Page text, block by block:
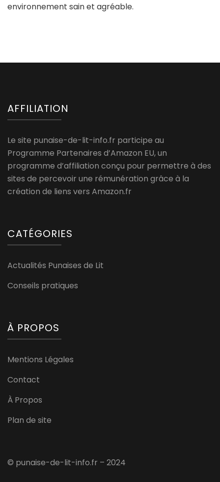
environnement sain et agréable.
AFFILIATION
Le site punaise-de-lit-info.fr participe au
Programme Partenaires d’Amazon EU, un
programme d’affiliation conçu pour permettre à des
sites de percevoir une rémunération grâce à la
création de liens vers Amazon.fr
CATÉGORIES
Actualités Punaises de Lit
Conseils pratiques
À PROPOS
Mentions Légales
Contact
À Propos
Plan de site
© punaise-de-lit-info.fr – 2024